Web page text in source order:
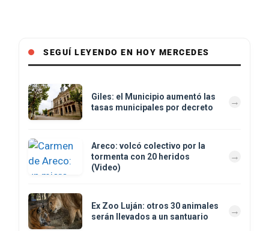
SEGUÍ LEYENDO EN HOY MERCEDES
Giles: el Municipio aumentó las
tasas municipales por decreto
Areco: volcó colectivo por la
tormenta con 20 heridos
(Video)
Ex Zoo Luján: otros 30 animales
serán llevados a un santuario